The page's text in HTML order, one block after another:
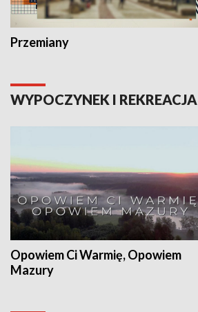
Przemiany
WYPOCZYNEK I REKREACJA
Opowiem Ci Warmię, Opowiem
Mazury